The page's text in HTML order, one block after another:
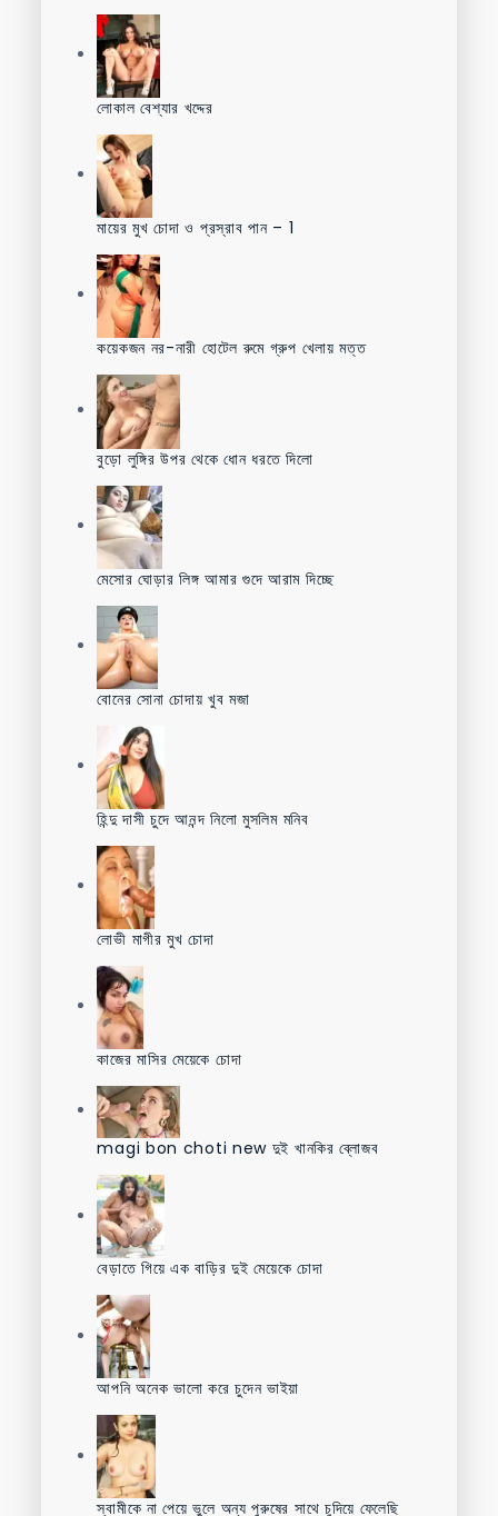
লোকাল বেশ্যার খদ্দের
মায়ের মুখ চোদা ও প্রস্রাব পান – 1
কয়েকজন নর-নারী হোটেল রুমে গ্রুপ খেলায় মত্ত
বুড়ো লুঙ্গির উপর থেকে ধোন ধরতে দিলো
মেসোর ঘোড়ার লিঙ্গ আমার গুদে আরাম দিচ্ছে
বোনের সোনা চোদায় খুব মজা
হিন্দু দাসী চুদে আনন্দ নিলো মুসলিম মনিব
লোভী মাগীর মুখ চোদা
কাজের মাসির মেয়েকে চোদা
magi bon choti new দুই খানকির ব্লোজব
বেড়াতে গিয়ে এক বাড়ির দুই মেয়েকে চোদা
আপনি অনেক ভালো করে চুদেন ভাইয়া
স্বামীকে না পেয়ে ভুলে অন্য পুরুষের সাথে চুদিয়ে ফেলেছি